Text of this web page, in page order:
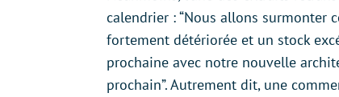
calendrier : “Nous allons surmonter
fortement détériorée et un stock
prochaine avec notre nouvelle
prochain”. Autrement dit, une